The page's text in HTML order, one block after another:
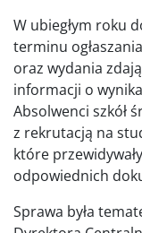
W ubiegłym roku
terminu
oraz wydania
informacji o
Absolwenci szkół
z rekrutacją na
które
odpowiednich
Sprawa była